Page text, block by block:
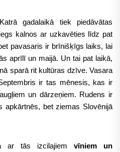
gadalaikā tiek piedāvātas
kalnos ar uzkavēties līdz pat
pavasaris ir brīnišķīgs laiks, lai
aprīlī un maijā. Un tai pat laikā,
sparā rit kultūras dzīve. Vasara
ir tas mēnesis, kas ir
un dārzeņiem. Rudens ir
apkārtnēs, bet ziemas Slovēnijā
ar tās izcilajiem vīniem un